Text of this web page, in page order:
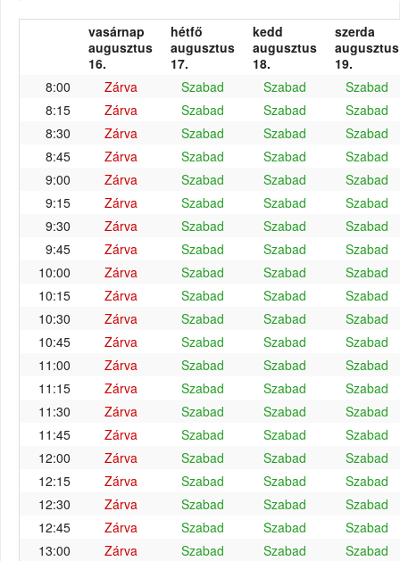
vasárnap
augusztus
16.
hétfő
augusztus
17.
kedd
augusztus
18.
szerda
augusztus
19.
8:00
Zárva Szabad Szabad
Szabad
8:15
Zárva Szabad Szabad
Szabad
8:30
Zárva Szabad Szabad
Szabad
8:45
Zárva Szabad Szabad
Szabad
9:00
Zárva Szabad Szabad
Szabad
9:15
Zárva Szabad Szabad
Szabad
9:30
Zárva Szabad Szabad
Szabad
9:45
Zárva Szabad Szabad
Szabad
10:00
Zárva Szabad Szabad
Szabad
10:15
Zárva Szabad Szabad
Szabad
10:30
Zárva Szabad Szabad
Szabad
10:45
Zárva Szabad Szabad
Szabad
11:00
Zárva Szabad Szabad
Szabad
11:15
Zárva Szabad Szabad
Szabad
11:30
Zárva Szabad Szabad
Szabad
11:45
Zárva Szabad Szabad
Szabad
12:00
Zárva Szabad Szabad
Szabad
12:15
Zárva Szabad Szabad
Szabad
12:30
Zárva Szabad Szabad
Szabad
12:45
Zárva Szabad Szabad
Szabad
13:00
Zárva Szabad Szabad
Szabad